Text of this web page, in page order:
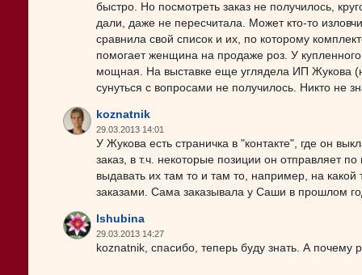
быстро. Но посмотреть заказ не получилось,
дали, даже не пересчитала. Может кто-то
сравнила свой список и их, по которому
помогает женщина на продаже роз. У
мощная. На выставке еще углядела ИП Жукова
сунуться с вопросами не получилось. Никто не
koznatnik
29.03.2013 14:01
У Жукова есть страничка в "контакте", где он
заказ, в т.ч. некоторые позиции он отправляет
выдавать их там то и там то, например, на
заказами. Сама заказывала у Саши в прошлом
lshubina
29.03.2013 14:27
koznatnik, спасибо, теперь буду знать. А почему